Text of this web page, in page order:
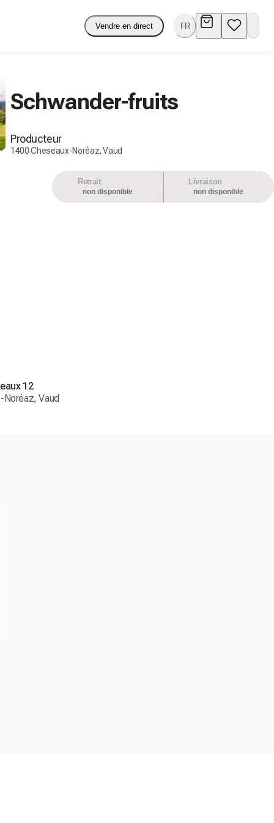
Vendre en direct FR
Schwander-fruits
Producteur
1400 Cheseaux-Noréaz, Vaud
Retrait
non disponible
Livraison
non disponible
12
Noréaz, Vaud